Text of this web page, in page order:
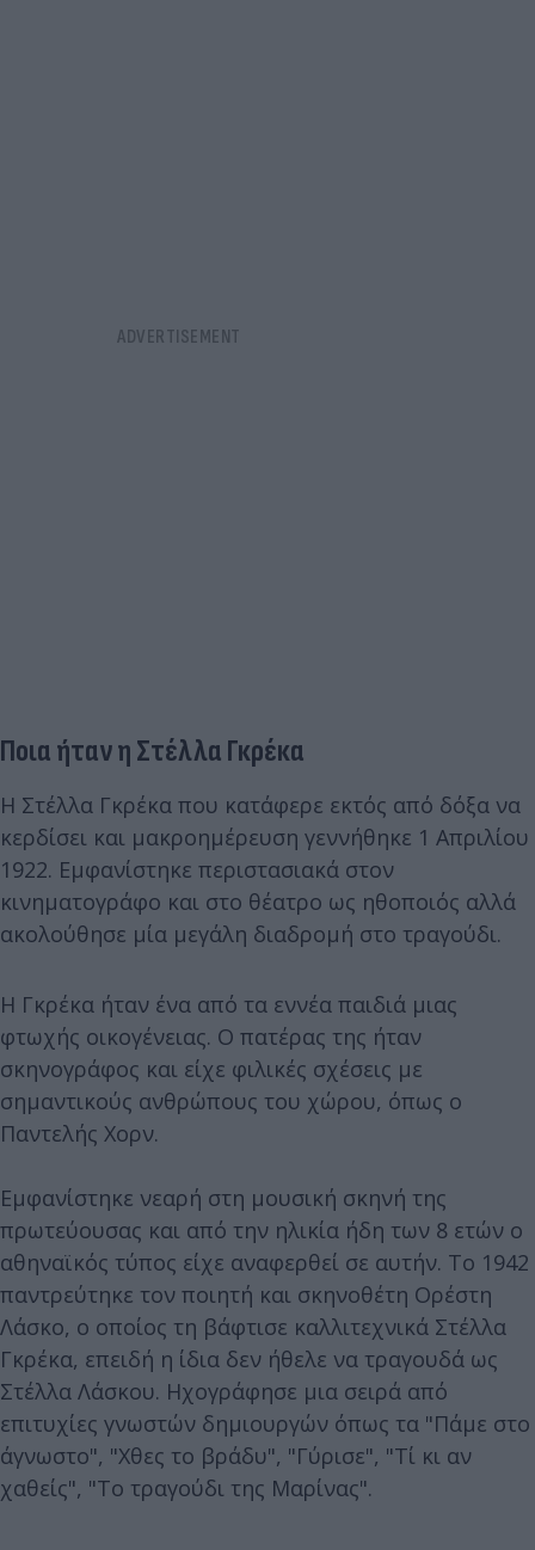
Ποια ήταν η Στέλλα Γκρέκα
Η Στέλλα Γκρέκα που κατάφερε εκτός από δόξα να
κερδίσει και μακροημέρευση γεννήθηκε 1 Απριλίου
1922. Εμφανίστηκε περιστασιακά στον
κινηματογράφο και στο θέατρο ως ηθοποιός αλλά
ακολούθησε μία μεγάλη διαδρομή στο τραγούδι.
Η Γκρέκα ήταν ένα από τα εννέα παιδιά μιας
φτωχής οικογένειας. Ο πατέρας της ήταν
σκηνογράφος και είχε φιλικές σχέσεις με
σημαντικούς ανθρώπους του χώρου, όπως ο
Παντελής Χορν.
Εμφανίστηκε νεαρή στη μουσική σκηνή της
πρωτεύουσας και από την ηλικία ήδη των 8 ετών ο
αθηναϊκός τύπος είχε αναφερθεί σε αυτήν. Το 1942
παντρεύτηκε τον ποιητή και σκηνοθέτη Ορέστη
Λάσκο, ο οποίος τη βάφτισε καλλιτεχνικά Στέλλα
Γκρέκα, επειδή η ίδια δεν ήθελε να τραγουδά ως
Στέλλα Λάσκου. Ηχογράφησε μια σειρά από
επιτυχίες γνωστών δημιουργών όπως τα "Πάμε στο
άγνωστο", "Χθες το βράδυ", "Γύρισε", "Τί κι αν
χαθείς", "Το τραγούδι της Μαρίνας".